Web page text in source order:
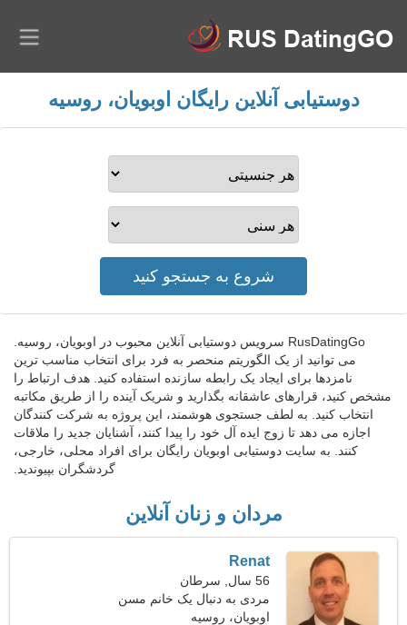
دوستیابی آنلاین رایگان اوبویان، روسیه
RusDatingGo سرویس دوستیابی آنلاین محبوب در اوبویان، روسیه.
می توانید از یک الگوریتم منحصر به فرد برای انتخاب مناسب ترین
نامزدها برای ایجاد یک رابطه سازنده استفاده کنید. هدف ارتباط را
مشخص کنید، قرارهای عاشقانه بگذارید و شریک آینده را از طریق مکاتبه
انتخاب کنید. به لطف جستجوی هوشمند، این پروژه به شرکت کنندگان
اجازه می دهد تا زوج ایده آل خود را پیدا کنند، آشنایان جدید را ملاقات
کنند. به سایت دوستیابی اوبویان رایگان برای افراد محلی، خارجی،
گردشگران بپیوندید.
مردان و زنان آنلاین
Renat
56 سال, سرطان
مردی به دنبال یک خانم مسن
اوبویان، روسیه